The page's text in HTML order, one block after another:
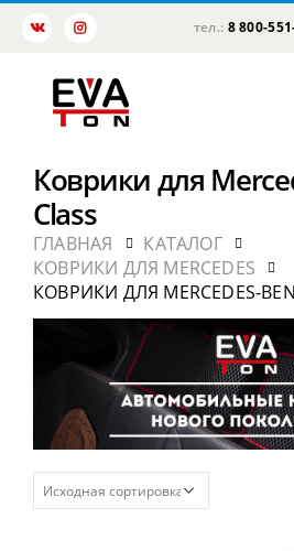
тел.: 8 800-
Коврики для
Class
ГЛАВНАЯ
КАТАЛОГ
КОВРИКИ ДЛЯ MERCEDES
КОВРИКИ ДЛЯ MERCEDES-